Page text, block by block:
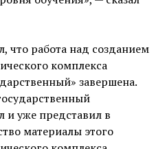
что работа над созданием
комплекса
завершена.
и уже представил в
материалы этого